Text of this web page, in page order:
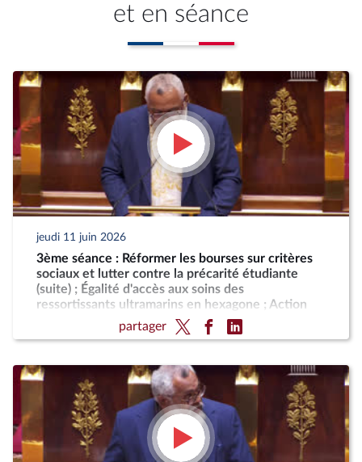
et en séance
jeudi 11 juin 2026
3ème séance : Réformer les bourses sur critères
sociaux et lutter contre la précarité étudiante
(suite) ; Égalité d'accès aux soins des
ressortissants ultramarins en hexagone ; Action
résolue de la France contre le blocus imposé au
partager